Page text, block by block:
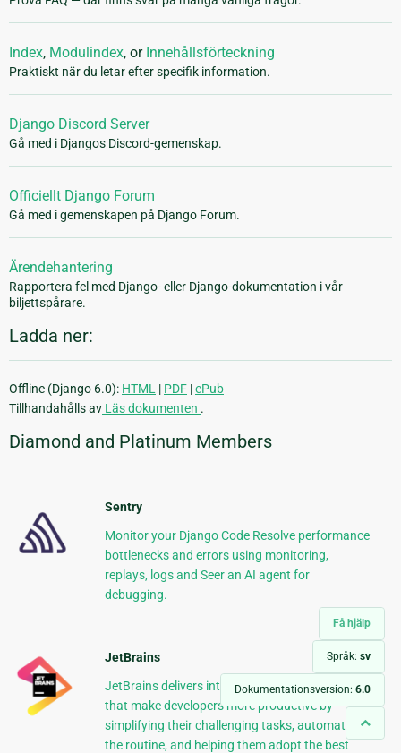
Få hjälp
Språk: sv
Dokumentationsversion: 6.0
Index, Modulindex, or Innehållsförteckning
Praktiskt när du letar efter specifik information.
Django Discord Server
Gå med i Djangos Discord-gemenskap.
Officiellt Django Forum
Gå med i gemenskapen på Django Forum.
Ärendehantering
Rapportera fel med Django- eller Django-dokumentation i vår
biljettspårare.
Ladda ner:
Offline (Django 6.0): HTML | PDF |ePub
Tillhandahålls av Läs dokumenten .
Diamond and Platinum Members
Sentry
Monitor your Django Code Resolve performance
bottlenecks and errors using monitoring,
replays, logs and Seer an AI agent for
debugging.
JetBrains
JetBrains delivers intelligent software solutions
that make developers more productive by
simplifying their challenging tasks, automating
the routine, and helping them adopt the best